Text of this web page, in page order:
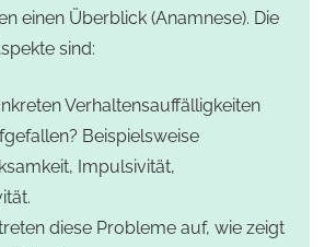
einen Überblick (Anamnese). Die
sind:
Verhaltensauffälligkeiten
Beispielsweise
Impulsivität,
diese Probleme auf, wie zeigt